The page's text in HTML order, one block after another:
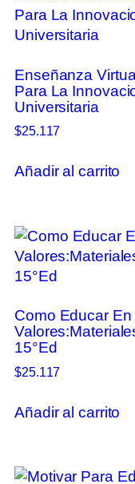
Enseñanza
Para La
Universitaria
$25.117
Añadir al carrito
Como Educar En
15°Ed
$25.117
Añadir al carrito